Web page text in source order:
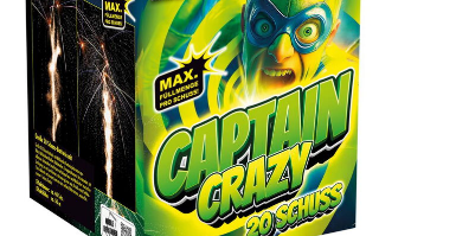
Hochzeit, Geburtstag, Party
Alle anzeigen
Feuerschriften
Indoor-Fontänen
Herz- und Konfetti-Shooter
Wunderkerzen, Fackeln